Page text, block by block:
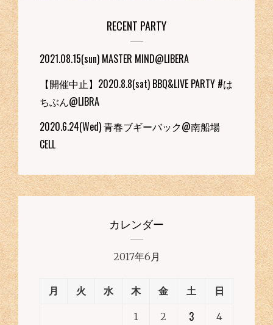
RECENT PARTY
2021.08.15(sun) MASTER MIND@LIBERA
【開催中止】2020.8.8(sat) BBQ&LIVE PARTY #は
ちぶん@LIBRA
2020.6.24(Wed) 青春ブギーバック@南船場
CELL
カレンダー
2017年6月
月 火 水 木 金 土 日
1 2 3 4